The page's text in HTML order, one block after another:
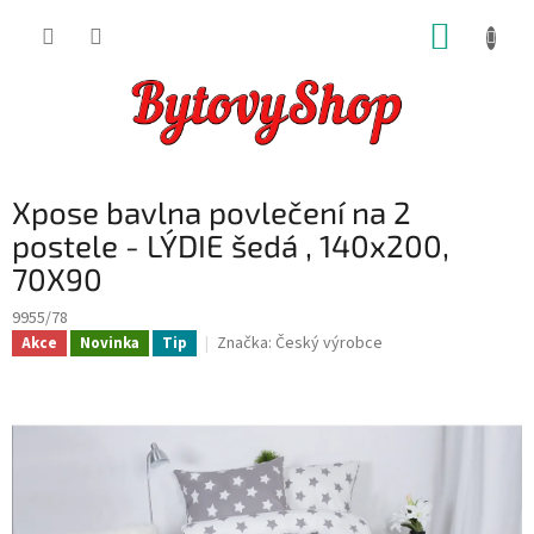
Xpose bavlna povlečení na 2
postele - LÝDIE šedá , 140x200,
70X90
9955/78
Akce Novinka Tip Značka: Český výrobce